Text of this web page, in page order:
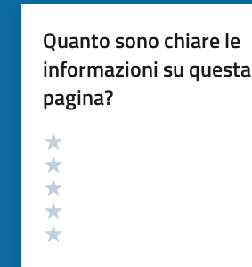
Quanto sono chiare le
informazioni su questa
pagina?
Valutazione